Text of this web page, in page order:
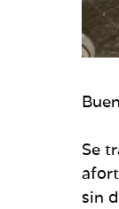
Se
sin